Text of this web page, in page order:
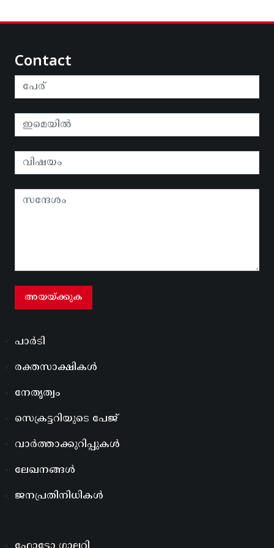
Contact
പാർടി
രക്തസാക്ഷികൾ
നേതൃത്വം
സെക്രട്ടറിയുടെ പേജ്
വാർത്താക്കുറിപ്പുകൾ
ലേഖനങ്ങൾ
ജനപ്രതിനിധികൾ